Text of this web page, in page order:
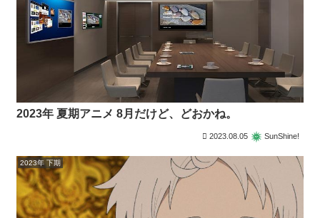
2023年 夏期アニメ 8月だけど、どおかね。
2023.08.05 SunShine!
2023年 下期